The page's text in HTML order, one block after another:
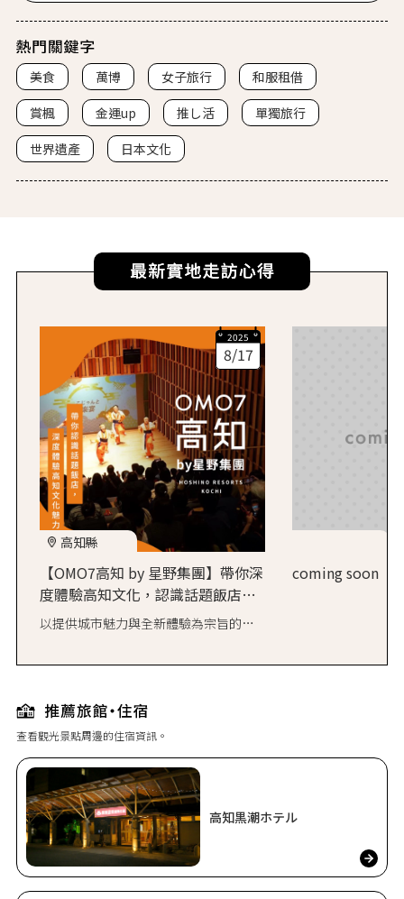
美食 萬博 女子旅行
和服租借
賞楓
金運up 推し活
單獨旅行
世界遺產
日本文化
2025
8/17
高知縣
【OMO7高知 by 星野集團】帶你深
度體驗高知文化，認識話題飯店魅
力！
以提供城市魅力與全新體驗為宗旨的
在高知開設「OMO7高知」！靈感來自高
（Okyaku）」，飯店打造出專屬的款待
方式，讓旅人能盡情發掘這座城市尚未
被發現的魅力。不妨在設有露天浴池與
桑拿的大浴場中徹底放鬆，或是在自助
式餐廳大啖高知在地鄉土料理。每晚登
場的「YOSAKOI樂宴LIVE」、帶你了解
「おきゃく」文化的講座，以及可在房
內輕鬆享受的「微醺小酌組」等活動更
是不能錯過。只用來睡一晚太可惜，誠
摯邀請你親自感受OMO7高知的滿滿魅
力！
coming soon
查看觀光景點周邊的住宿資訊。
高知黒潮ホテル